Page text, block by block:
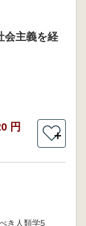
会主義を経
円
＋
き人類学5